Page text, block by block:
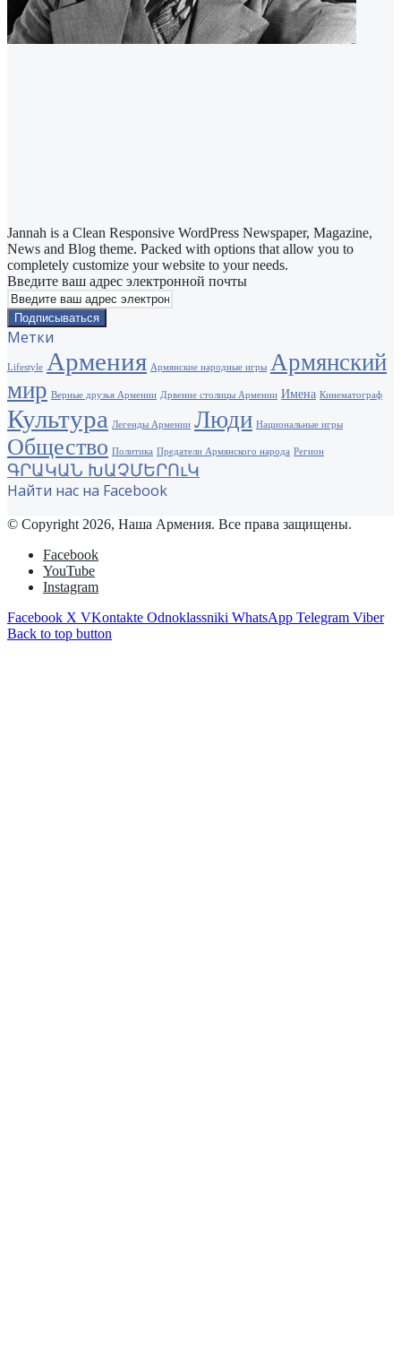
Jannah is a Clean Responsive WordPress Newspaper, Magazine,
News and Blog theme. Packed with options that allow you to
completely customize your website to your needs.
Введите ваш адрес электронной почты
Метки
Lifestyle Армения Армянские народные игры Армянский
мир Верные друзья Армении Дрвение столицы Армении Имена Кинематограф
Культура Легенды Армении Люди Национальные игры
Общество Политика Предатели Армянского народа Регион
ԳՐԱԿԱՆ ԽԱՉՄԵՐՈւԿ
Найти нас на Facebook
© Copyright 2026, Наша Армения. Все права защищены.
Facebook
YouTube
Instagram
Facebook X VKontakte Odnoklassniki WhatsApp Telegram Viber
Back to top button